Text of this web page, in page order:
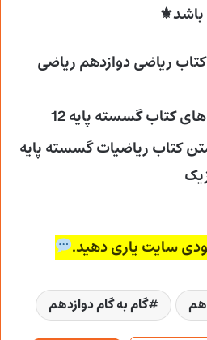
باشد⚜
ریاضی دوازدهم ریاضی
کتاب گسسته پایه 12
کتاب ریاضیات گسسته پایه
سایت یاری دهید.
گام به گام دوازدهم